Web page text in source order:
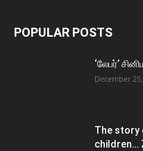
POPULAR POSTS
‘லேபர்’
December
The story
children…